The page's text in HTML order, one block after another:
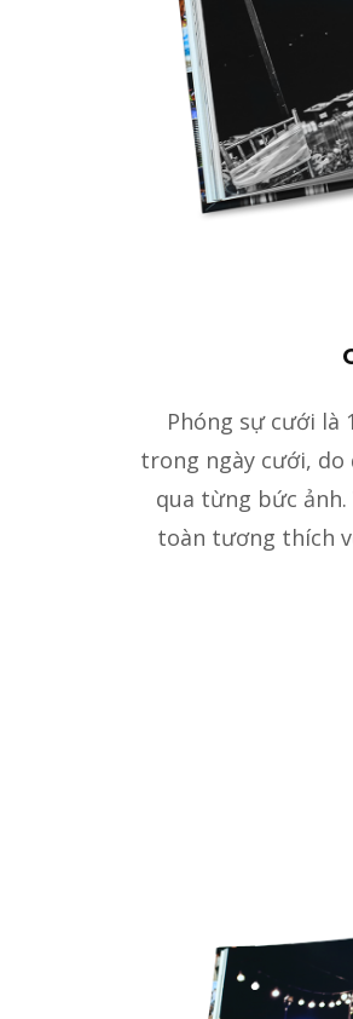
Phóng sự cưới là
trong ngày cưới, do
qua từng bức ảnh.
toàn tương thích